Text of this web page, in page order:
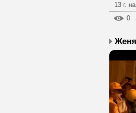
13 г.
0